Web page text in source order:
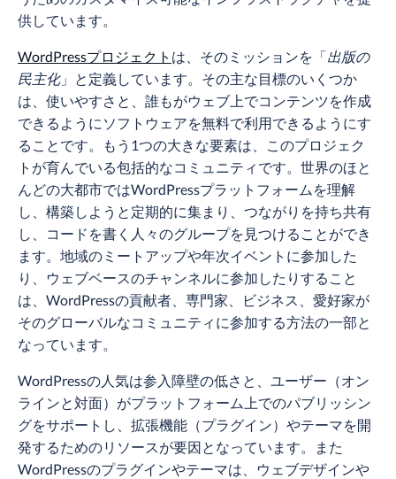
供しています。
WordPressプロジェクト は、そのミッションを「出版の
民主化」と定義しています。その主な目標のいくつか
は、使いやすさと、誰もがウェブ上でコンテンツを作成
できるようにソフトウェアを無料で利用できるようにす
ることです。もう1つの大きな要素は、このプロジェク
トが育んでいる包括的なコミュニティです。世界のほと
んどの大都市ではWordPressプラットフォームを理解
し、構築しようと定期的に集まり、つながりを持ち共有
し、コードを書く人々のグループを見つけることができ
ます。地域のミートアップや年次イベントに参加した
り、ウェブベースのチャンネルに参加したりすること
は、WordPressの貢献者、専門家、ビジネス、愛好家が
そのグローバルなコミュニティに参加する方法の一部と
なっています。
WordPressの人気は参入障壁の低さと、ユーザー（オン
ラインと対面）がプラットフォーム上でのパブリッシン
グをサポートし、拡張機能（プラグイン）やテーマを開
発するためのリソースが要因となっています。また
WordPressのプラグインやテーマは、ウェブデザインや